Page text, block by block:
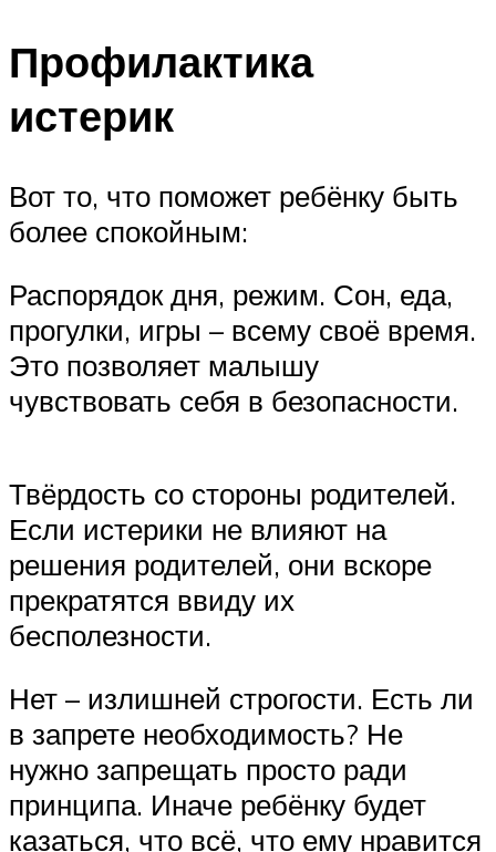
Профилактика
истерик
Вот то, что поможет ребёнку быть
более спокойным:
Распорядок дня, режим. Сон, еда,
прогулки, игры – всему своё время.
Это позволяет малышу
чувствовать себя в безопасности.
Твёрдость со стороны родителей.
Если истерики не влияют на
решения родителей, они вскоре
прекратятся ввиду их
бесполезности.
Нет – излишней строгости. Есть ли
в запрете необходимость? Не
нужно запрещать просто ради
принципа. Иначе ребёнку будет
казаться, что всё, что ему нравится